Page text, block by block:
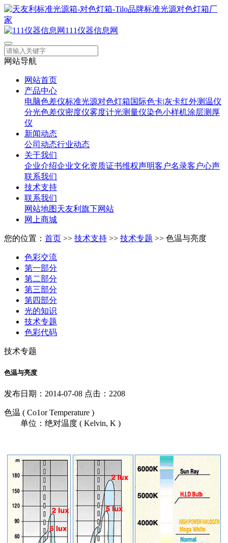
111仪器信息网
网站导航
网站首页
产品中心
电脑色差仪标准光源对色灯箱国际色卡|灰卡红外测温仪
分光色差仪密度仪雾度计光测量仪染色小样机涂层测厚
仪
新闻动态
公司动态行业动态
关于我们
企业介绍企业文化资质证书维权声明客户名录客户心声
联系我们
技术支持
联系我们
网站地图天友利旗下网站
网上商城
您的位置： 首页 >> 技术支持 >> 技术专题 >> 色温与亮度
色彩交流
第一部分
第二部分
第三部分
第四部分
光的知识
技术专题
色彩代码
技术专题
色温与亮度
发布日期：2014-07-08 点击：2208
色温 ( Co1or Temperature )
单位：绝对温度 ( Kelvin, K )